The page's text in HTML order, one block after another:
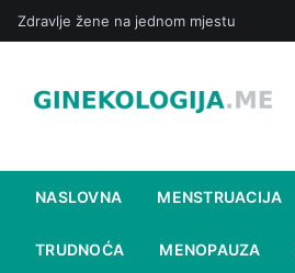
Zdravlje žene na jednom mjestu
NASLOVNA MENSTRUACIJA
TRUDNOĆA MENOPAUZA